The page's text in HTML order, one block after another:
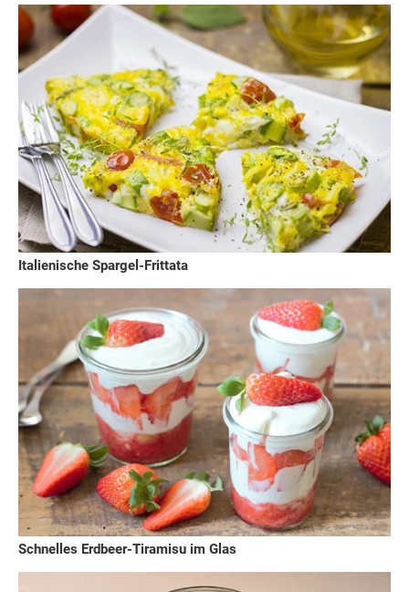
Italienische Spargel-Frittata
Schnelles Erdbeer-Tiramisu im Glas